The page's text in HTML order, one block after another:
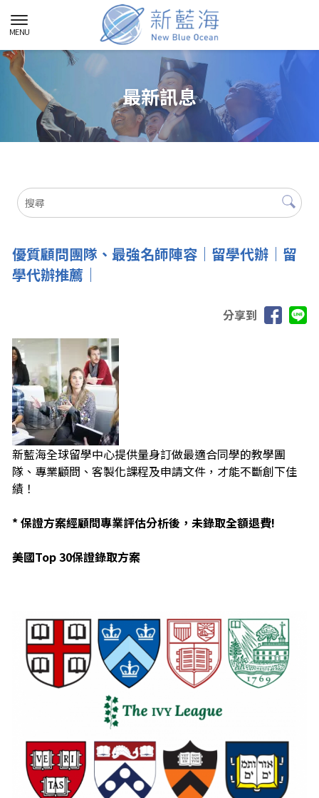
最新訊息
優質顧問團隊、最強名師陣容｜留學代辦｜留
學代辦推薦｜
分享到
新藍海全球留學中心提供量身訂做最適合同學的教學團
隊、專業顧問、客製化課程及申請文件，才能不斷創下佳
績！
* 保證方案經顧問專業評估分析後，未錄取全額退費!
美國Top 30保證錄取方案